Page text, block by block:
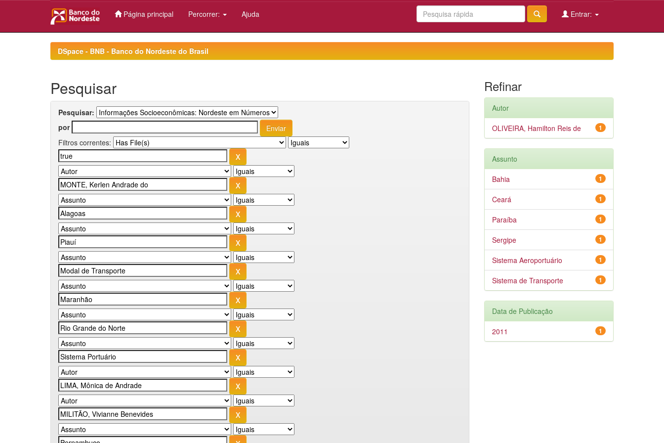
Página principal Percorrer: Ajuda Entrar:
DSpace - BNB - Banco do Nordeste do Brasil
Pesquisar
Pesquisar:
por
Filtros correntes:
Refinar
Autor
1
OLIVEIRA, Hamilton Reis de
Assunto
1
Bahia
1
Ceará
1
Paraíba
1
Sergipe
1
Sistema Aeroportuário
1
Sistema de Transporte
Data de Publicação
1
2011